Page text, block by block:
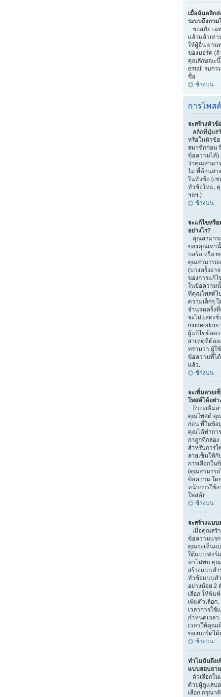
เมื่อฉันคลิก
ระบบถึงถาม
ขออภัย เฉ
แล้วแล้วเท่
ให้ผู้อื่น ผ่าน
ของบอร์ด (
คุณลักษณะนี้)
email รบกว
ชื่อ.
ข้างบน
การโพส
จะสร้างหัวข้
คลิกที่ปุ่มส
หรือในหัวข้
สมาชิกก่อน
ข้อความได้
ว่าคุณสามา
ไม่ ที่ด้านล่า
ในหัวข้อ (เ
หัวข้อใหม่,
ฯลฯ.)
ข้างบน
จะแก้ไขหรื
อย่างไร?
คุณสามาร
ของคุณเท่านั้
บอร์ด หรือ
คุณสามารถ
(บางครั้งอา
ของการแก้
ในข้อความ
ที่คุณโพสต์ไ
ความเล็กๆ
จำนวนครั้ง
จะไม่แสดงข้
moderators
ผู้แก้ไขข้อค
สาเหตุที่ต้อ
ทราบว่า ผู้ใ
ข้อความที่ไ
แล้ว.
ข้างบน
จะเพิ่มลาย
โพสต์ได้อย่า
ถ้าจะเพิ่ม
คุณโพสต์ คุณ
ก่อน ที่ในข้อ
คุณได้ทำกา
กาถูกที่กล่อง
สำหรับการ
ลายเซ็นให้
การเลือกใ
(คุณสามารถ
ข้อความ โด
หน้าการใช้
โพสต์)
ข้างบน
จะสร้างแบบ
เมื่อคุณสร้
ข้อความแร
คุณจะเห็นแ
ใต้แบบฟอร์
หาไม่พบ คุณ
สร้างแบบส
หัวข้อแบบสำ
อย่างน้อย 2
เลือก ให้พิม
เพิ่มตัวเลือ
เวลาการใช้
กำหนดเวลา
เวลาให้คุณเ
ของบอร์ดได้
ข้างบน
ทำไมฉันถึงเ
แบบสอบถา
ตัวเลือกใ
ด้วยผู้ดูแลบ
เลือก กรุณา